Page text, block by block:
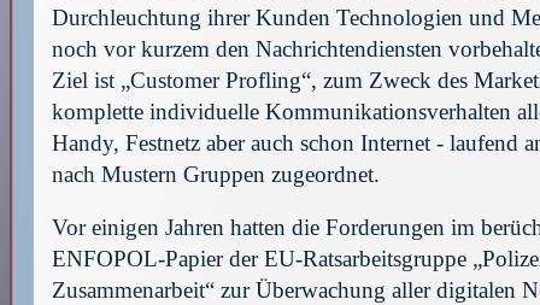
Durchleuchtung ihrer Kunden Technologien und
noch vor kurzem den Nachrichtendiensten
Ziel ist „Customer Profling“, zum Zweck des
komplette individuelle Kommunikationsverhalten
Handy, Festnetz aber auch schon Internet - laufend
nach Mustern Gruppen zugeordnet.
Vor einigen Jahren hatten die Forderungen im
ENFOPOL-Papier der EU-Ratsarbeitsgruppe
Zusammenarbeit“ zur Überwachung aller digitalen